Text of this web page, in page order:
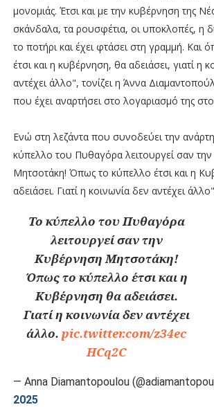
μονομιάς. Έτσι και με την κυβέρνηση της
σκάνδαλα, τα ρουσφέτια, οι υποκλοπές, η
το ποτήρι και έχει φτάσει στη γραμμή. Και
έτσι και η κυβέρνηση, θα αδειάσει, γιατί η
αντέχει άλλο", τονίζει η Άννα
που έχει αναρτήσει στο λογαριασμό της
Ενώ στη λεζάντα που συνοδεύει την
κύπελλο του Πυθαγόρα λειτουργεί σαν
Μητσοτάκη! Όπως το κύπελλο έτσι και η
αδειάσει. Γιατί η κοινωνία δεν αντέχει
Το κύπελλο του Πυθαγόρα
λειτουργεί σαν την
Κυβέρνηση Μητσοτάκη!
Όπως το κύπελλο έτσι και η
Κυβέρνηση θα αδειάσει.
Γιατί η κοινωνία δεν αντέχει
άλλο.pic.twitter.com/z34ec
HCq2C
— Anna Diamantopoulou
2025